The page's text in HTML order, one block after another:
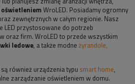
oświetleniemWroLED. Posiadamy ogromny
zewnętrznych w całym regionie. Nasz
LED przystosowane do potrzeb
oraz firm. WroLED to przede wszystkim
ledowe, a także modne żyrandole,
również urządzenia typu smart home,
zarządzanie oświetleniem w domu.